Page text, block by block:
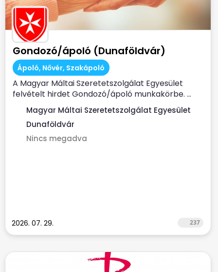
Gondozó/ápoló (Dunaföldvár)
Ápoló, Nővér, Szakápoló
A Magyar Máltai Szeretetszolgálat Egyesület
felvételt hirdet Gondozó/ápoló munkakörbe. ...
Magyar Máltai Szeretetszolgálat Egyesület
Dunaföldvár
Nincs megadva
2026. 07. 29. 237